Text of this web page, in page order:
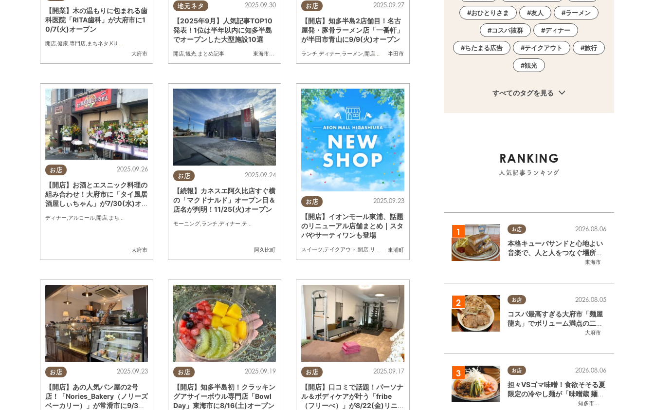
大府市
【開業】木の温もりに包まれる歯
科医院「RITA歯科」が大府市に1
0/7(火)オープン
開店,健康,専門店, まちネタ ,KURUTOHP
地元ネタ
東海市
,大府市 知多市,東浦町,阿久比町,半田市,常滑市 武豊町,美浜町
2025.09.30
【2025年9月】人気記事TOP10
発表！1位は半年以内に知多半島
でオープンした大型施設10選
開店 ,観光 まとめ記事
お店
半田市
2025.09.27
【開店】知多半島2店舗目！名古
屋発・豚骨ラーメン店「一番軒」
が半田市青山に9/9(火)オープン
ランチ ,ディナー ラーメン ,開店 ,おひとりさま
お店
大府市
2025.09.26
【開店】お酒とエスニック料理の
組み合わせ！大府市に「タイ風居
酒屋しぃちゃん」が7/30(水)オ
ディナー,アルコール,開店, まちネタ
お店
阿久比町
2025.09.24
【続報】カネスエ阿久比店すぐ横
の「マクドナルド」オープン日＆
店名が判明！11/25(火)オープン
モーニング ランチ ,ディナー ,テイクアウト おひとりさま 友人
お店
東浦町
2025.09.23
【開店】イオンモール東浦、話題
のリニューアル店舗まとめ｜スタ
バやサーティワンも登場
スイーツ,テイクアウト ,開店, リニューアル ,親子 友人,トレンド
お店 2025.09.23
【開店】あの人気パン屋の2号
店！「Nories_Bakery（ノリーズ
ベーカリー）」が常滑市に9/3
お店 2025.09.19
【開店】知多半島初！クラッキン
グアサイーボウル専門店「Bowl
Day」東海市に8/16(土)オープン
お店 2025.09.17
【開店】口コミで話題！パーソナ
ル＆ボディケアが叶う「fribe
（フリーべ）」が8/22(金)リニ
おひとりさま 友人 ラーメン
コスパ抜群 ディナー
ちたまる広告 テイクアウト 旅行
観光
すべてのタグを見る
RANKING
人気記事ランキング
お店
東海市
2026.08.06
本格キューバサンドと心地よい
音楽で、人と人をつなぐ場所。
東海市「JAMMIN'STANDHOU
お店
大府市
2026.08.05
コスパ最高すぎる大府市「麺屋
龍丸」でボリューム満点の二郎
系ラーメンを堪能してきた
お店
知多市半田市
2026.08.06
担々VSゴマ味噌！食欲そそる夏
限定の冷やし麺が「味噌蔵 麺四
朗 半田店・知多店」で登場／ち